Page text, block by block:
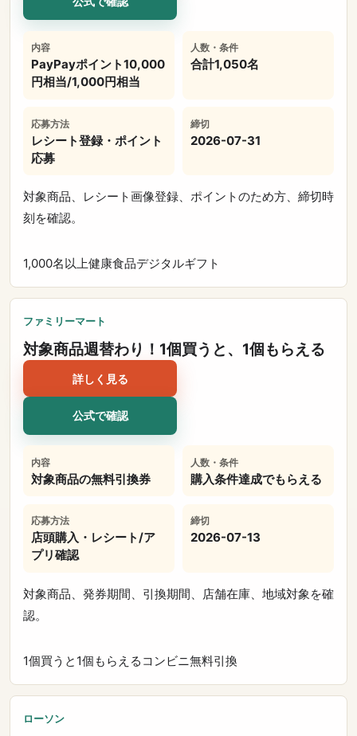
内容
PayPayポイント10,000
円相当/1,000円相当
人数・条件
合計1,050名
応募方法
レシート登録・ポイント
応募
締切
2026-07-31
対象商品、レシート画像登録、ポイントのため方、締切時
刻を確認。
1,000名以上健康食品デジタルギフト
ファミリーマート
対象商品週替わり！1個買うと、1個もらえる
詳しく見る
公式で確認
内容
対象商品の無料引換券
人数・条件
購入条件達成でもらえる
応募方法
店頭購入・レシート/ア
プリ確認
締切
2026-07-13
対象商品、発券期間、引換期間、店舗在庫、地域対象を確
認。
1個買うと1個もらえる コンビニ無料引換
ローソン